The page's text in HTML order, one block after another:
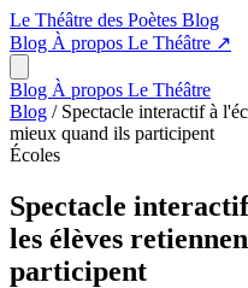
Le Théâtre des Poètes Blog
Blog À propos Le Théâtre ↗
Blog À propos Le Théâtre
Blog / Spectacle interactif à
mieux quand ils participent
Écoles
Spectacle
les élèves
participent